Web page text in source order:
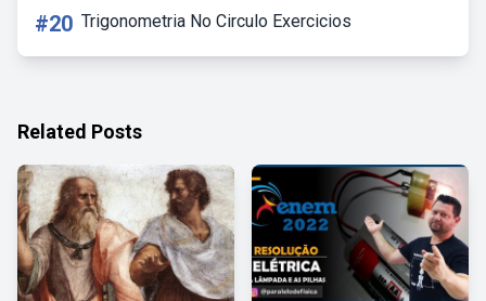
#20 Trigonometria No Circulo Exercicios
Related Posts